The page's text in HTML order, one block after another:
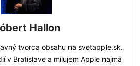
Hallon
tvorca obsahu na svetapple.sk.
v Bratislave a milujem Apple najmä